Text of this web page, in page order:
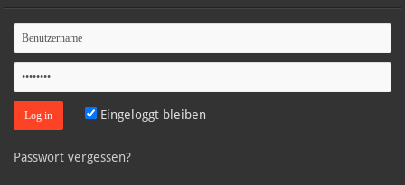
Eingeloggt bleiben
Passwort vergessen?